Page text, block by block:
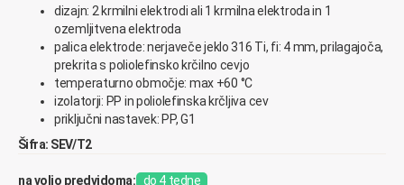
dizajn: 2 krmilni elektrodi ali 1 krmilna elektroda in 1
ozemljitvena elektroda
palica elektrode: nerjaveče jeklo 316 Ti, fi: 4 mm, prilagajoča,
prekrita s poliolefinsko krčilno cevjo
temperaturno območje: max +60 °C
izolatorji: PP in poliolefinska krčljiva cev
priključni nastavek: PP, G1
Šifra: SEV/T2
na voljo predvidoma: do 4 tedne